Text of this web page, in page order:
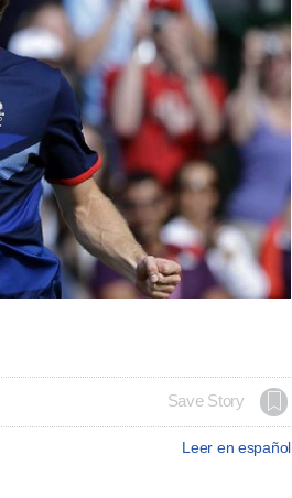
Save Story
Leer en español